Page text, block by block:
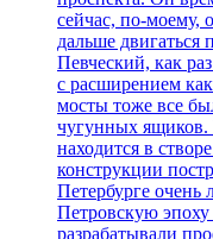
сейчас, по-моему,
дальше
Певческий, как
с расширением
мосты тоже все
чугунных
находится в
конструкции
Петербурге
Петровскую
разрабатывали